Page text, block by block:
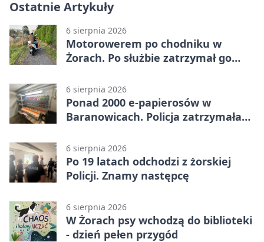
Ostatnie Artykuły
6 sierpnia 2026
Motorowerem po chodniku w
Żorach. Po służbie zatrzymał go
6 sierpnia 2026
Ponad 2000 e-papierosów w
Baranowicach. Policja zatrzymała
6 sierpnia 2026
Po 19 latach odchodzi z żorskiej
Policji. Znamy następcę
6 sierpnia 2026
W Żorach psy wchodzą do biblioteki
- dzień pełen przygód